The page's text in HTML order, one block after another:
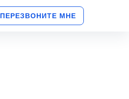
ПЕРЕЗВОНИТЕ МНЕ